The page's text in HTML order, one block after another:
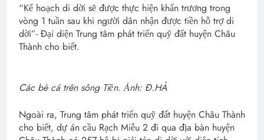
“Kế hoạch di dời sẽ được thực hiện khẩn trương trong
vòng 1 tuần sau khi người dân nhận được tiền hỗ trợ di
dời”- Đại diện Trung tâm phát triển quỹ đất huyện Châu
Thành cho biết.
Các bè cá trên sông Tiền. Ảnh: Đ.HÀ
Ngoài ra, Trung tâm phát triển quỹ đất huyện Châu Thành
cho biết, dự án cầu Rạch Miễu 2 đi qua địa bàn huyện